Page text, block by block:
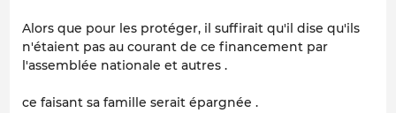
Alors que pour les protéger, il suffirait qu'il dise qu'ils
n'étaient pas au courant de ce financement par
l'assemblée nationale et autres .
ce faisant sa famille serait épargnée .